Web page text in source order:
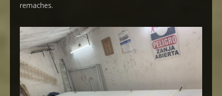
remaches.